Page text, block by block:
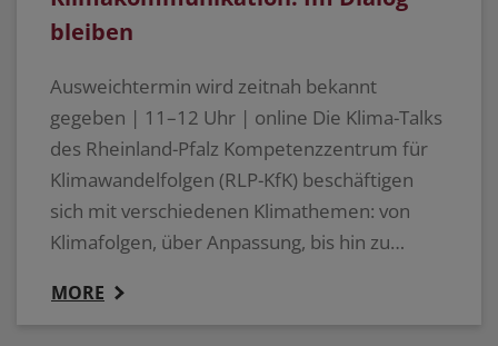
bleiben
Ausweichtermin wird zeitnah bekannt
gegeben | 11–12 Uhr | online Die Klima-Talks
des Rheinland-Pfalz Kompetenzzentrum für
Klimawandelfolgen (RLP-KfK) beschäftigen
sich mit verschiedenen Klimathemen: von
Klimafolgen, über Anpassung, bis hin zu…
MORE